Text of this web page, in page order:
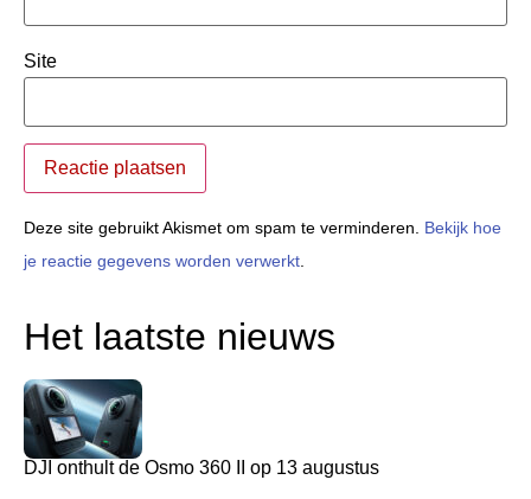
Site
Deze site gebruikt Akismet om spam te verminderen. Bekijk hoe
je reactie gegevens worden verwerkt
Het laatste nieuws
DJI onthult de Osmo 360 II op 13 augustus